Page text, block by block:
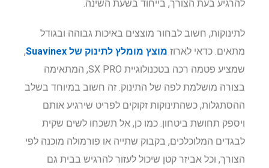
להרגיע בעת הצורך, בייחוד בשעת השינה.
לתינוקות, חשוב לבחור מוצצים באיכות גבוהה ובגודל
מתאים. כדאי לארוזמוצץ מומלץ לתינוק של Suavinex
,
שמציע פטמה רכה בטכנולוגיית SX PRO, המתאימה
בצורה מושלמת לפה של התינוק. זה חשוב במיוחד בשלב
ההסתגלות, כשהתינוקות זקוקים לפריט שירגיע אותם
ויספק תחושת ביטחון. כמו כן, אל תשכחו לשים שקית
לבגדים המלוכלכים, בקבוק שתייה או פורמולה מוכנה לפי
הצורך, וכל אביזר קטן שיכול לעזור להרגיש בבית גם